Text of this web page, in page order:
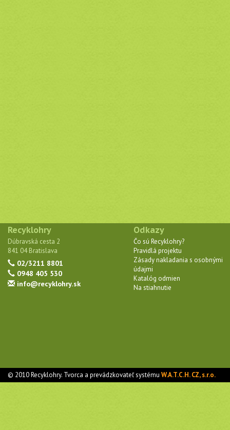
Recyklohry
Dúbravská cesta 2
841 04 Bratislava
02/3211 8801
0948 405 530
info@recyklohry.sk
Odkazy
Čo sú Recyklohry?
Pravidlá projektu
Zásady nakladania s osobnými
údajmi
Katalóg odmien
Na stiahnutie
© 2010 Recyklohry. Tvorca a prevádzkovateľ systémuW.A.T.C.H. CZ, s.r.o.